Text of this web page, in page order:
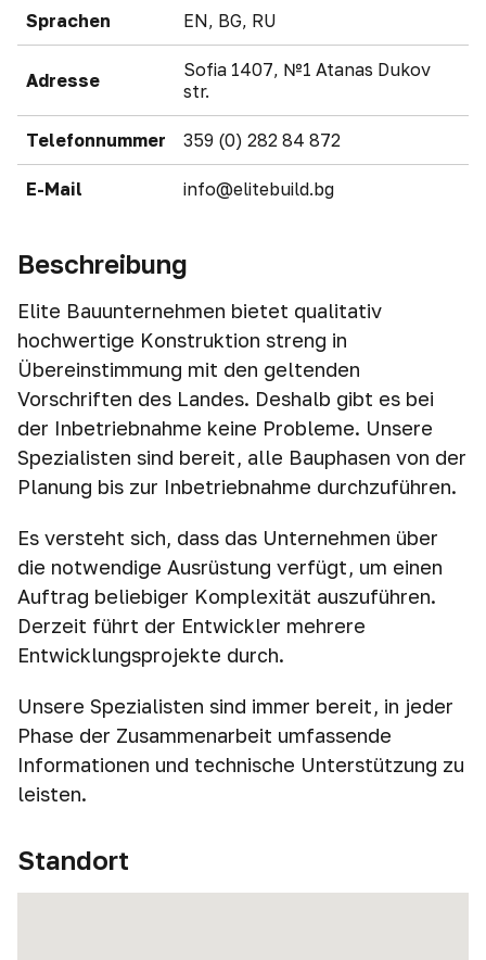
Sprachen EN, BG, RU
Adresse
Sofia 1407, №1 Atanas Dukov
str.
Telefonnummer 359 (0) 282 84 872
E-Mail info@elitebuild.bg
Beschreibung
Elite Bauunternehmen bietet qualitativ
hochwertige Konstruktion streng in
Übereinstimmung mit den geltenden
Vorschriften des Landes. Deshalb gibt es bei
der Inbetriebnahme keine Probleme. Unsere
Spezialisten sind bereit, alle Bauphasen von der
Planung bis zur Inbetriebnahme durchzuführen.
Es versteht sich, dass das Unternehmen über
die notwendige Ausrüstung verfügt, um einen
Auftrag beliebiger Komplexität auszuführen.
Derzeit führt der Entwickler mehrere
Entwicklungsprojekte durch.
Unsere Spezialisten sind immer bereit, in jeder
Phase der Zusammenarbeit umfassende
Informationen und technische Unterstützung zu
leisten.
Standort